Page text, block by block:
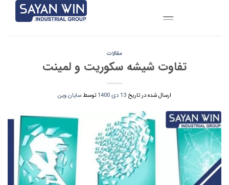
مقالات
تفاوت شیشه سکوریت و لمینت
ارسال شده در تاریخ 13 دی 1400 توسطسایان وین